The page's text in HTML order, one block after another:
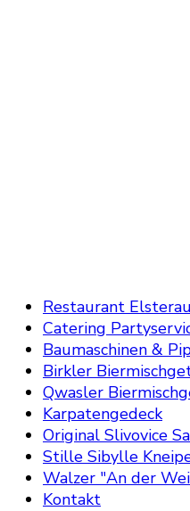
Restaurant
Catering
Baumaschinen &
Birkler
Qwasler
Karpatengedeck
Original Slivovice
Stille Sibylle
Walzer "An der
Kontakt